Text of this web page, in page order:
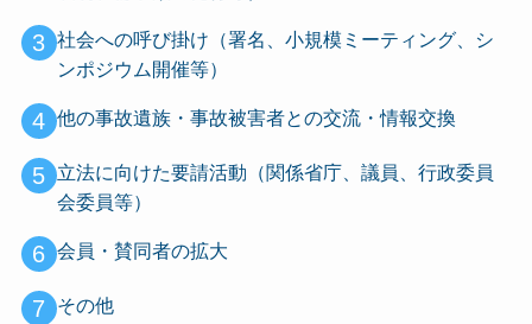
3 社会への呼び掛け（署名、小規模ミーティング、シ
ンポジウム開催等）
4 他の事故遺族・事故被害者との交流・情報交換
5 立法に向けた要請活動（関係省庁、議員、行政委員
会委員等）
6 会員・賛同者の拡大
7 その他